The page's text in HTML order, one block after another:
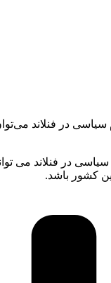
سیاسی در فنلاند
در فنلاند می
کشور باشد.